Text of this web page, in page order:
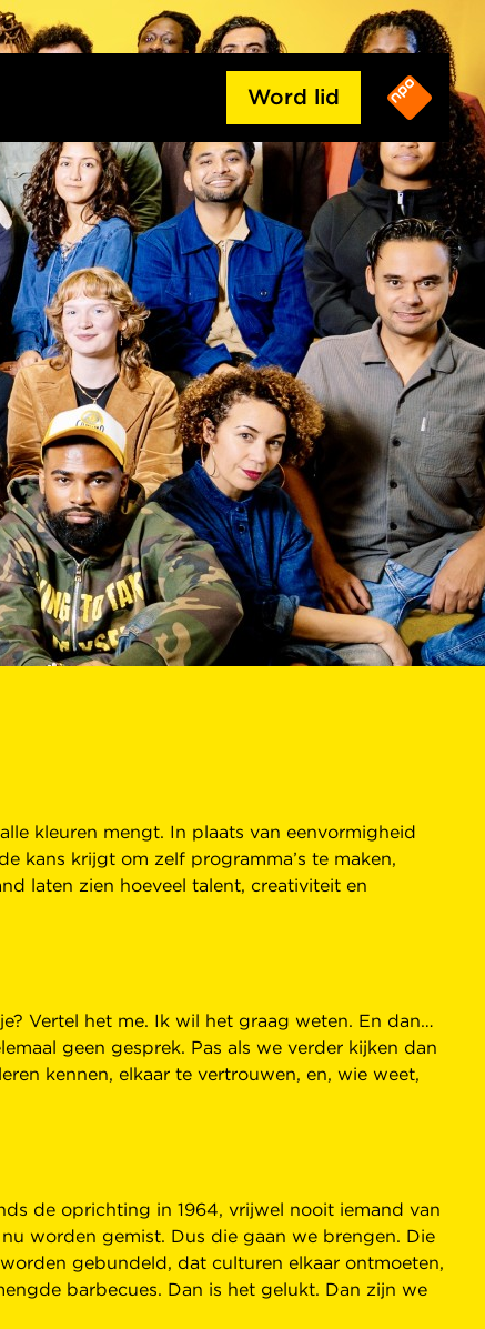
Word lid
kleuren mengt. In plaats van eenvormigheid
kans krijgt om zelf programma’s te maken,
laten zien hoeveel talent, creativiteit en
Vertel het me. Ik wil het graag weten. En dan…
geen gesprek. Pas als we verder kijken dan
kennen, elkaar te vertrouwen, en, wie weet,
de oprichting in 1964, vrijwel nooit iemand van
worden gemist. Dus die gaan we brengen. Die
gebundeld, dat culturen elkaar ontmoeten,
barbecues. Dan is het gelukt. Dan zijn we